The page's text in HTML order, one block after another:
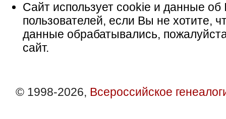
Сайт использует cookie и данные об
пользователей, если Вы не хотите,
данные обрабатывались,
сайт.
© 1998-2026, Всероссийское